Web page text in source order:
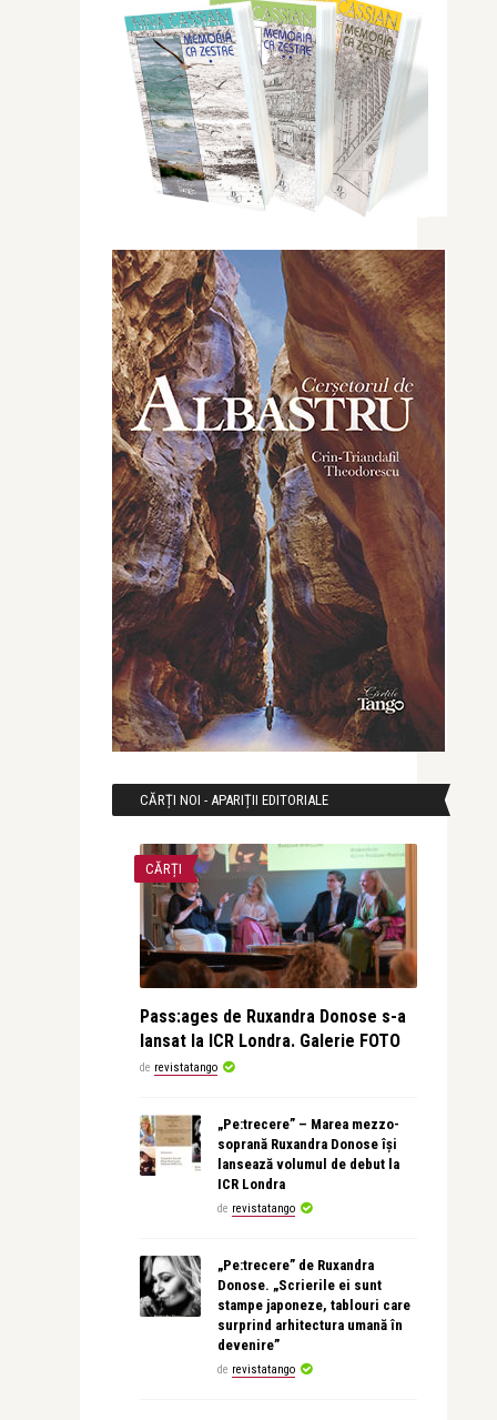
CĂRȚI NOI - APARIȚII EDITORIALE
CĂRȚI
Pass:ages de Ruxandra Donose s-a
lansat la ICR Londra. Galerie FOTO
de revistatango
„Pe:trecere” – Marea mezzo-
soprană Ruxandra Donose își
lansează volumul de debut la
ICR Londra
de revistatango
„Pe:trecere” de Ruxandra
Donose. „Scrierile ei sunt
stampe japoneze, tablouri care
surprind arhitectura umană în
devenire”
de revistatango